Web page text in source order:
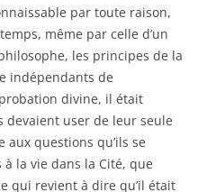
par toute raison,
même par celle d’un
les principes de la
indépendants de
divine, il était
devaient user de leur seule
questions qu’ils se
la vie dans la Cité, que
qui revient à dire qu’il était